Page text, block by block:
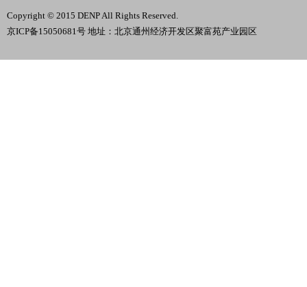
Copyright © 2015 DENP All Rights Reserved.
京ICP备15050681号 地址：北京通州经济开发区聚富苑产业园区